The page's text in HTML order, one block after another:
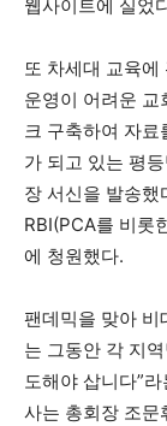
웹사이트에 실었
또 차세대 교육에
운영이 어려운 교
크 구축하여 자
가 되고 있는 평
장 서신을 발송했
RBI(PCA를 비롯
에 청원했다.
팬데믹을 맞아 비
는 그동안 각 지
도해야 삽니다”
사는 총회장 조문